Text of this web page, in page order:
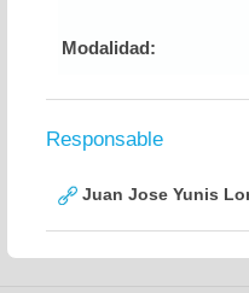
Modalidad:
Responsable
Juan Jose Yunis